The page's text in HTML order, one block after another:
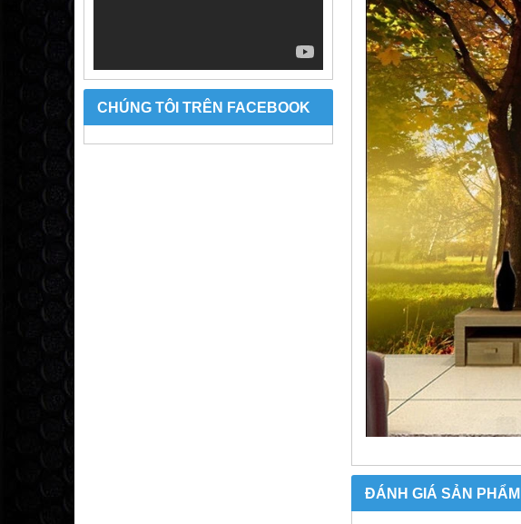
CHÚNG TÔI TRÊN FACEBOOK
ĐÁNH GIÁ SẢN PHẨM